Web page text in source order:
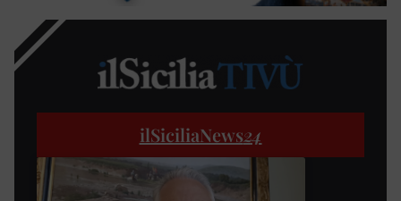
ilSiciliaNews24